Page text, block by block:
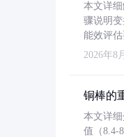
本文详
骤说明
能效评估
2026年8
铜棒的
本文详
值（8.4-